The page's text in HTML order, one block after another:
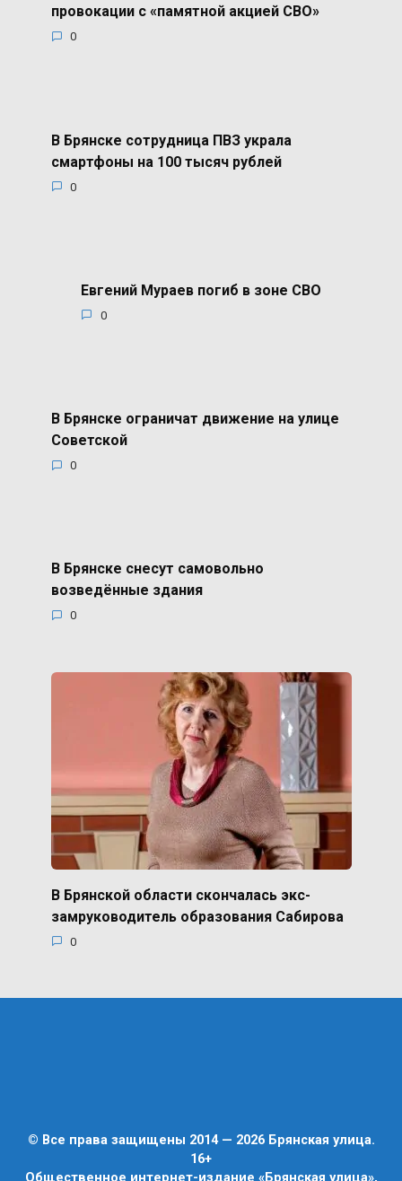
провокации с «памятной акцией СВО»
0
В Брянске сотрудница ПВЗ украла
смартфоны на 100 тысяч рублей
0
Евгений Мураев погиб в зоне СВО
0
В Брянске ограничат движение на улице
Советской
0
В Брянске снесут самовольно
возведённые здания
0
В Брянской области скончалась экс-
замруководитель образования Сабирова
0
© Все права защищены 2014 — 2026 Брянская улица.
16+